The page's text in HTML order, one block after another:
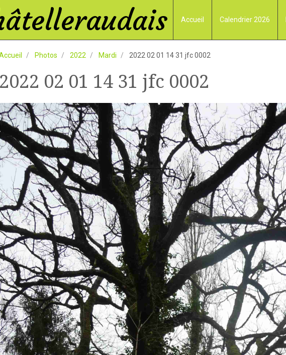
Accueil Calendrier 2026
Photos 2022 Mardi 2022 02 01 14 31 jfc 0002
2022 02 01 14 31 jfc 0002